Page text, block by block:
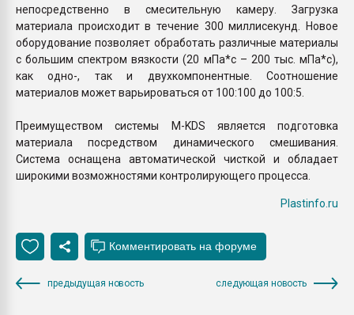
непосредственно в смесительную камеру. Загрузка
материала происходит в течение 300 миллисекунд. Новое
оборудование позволяет обработать различные материалы
с большим спектром вязкости (20 мПа*с – 200 тыс. мПа*с),
как одно-, так и двухкомпонентные. Соотношение
материалов может варьироваться от 100:100 до 100:5.
Преимуществом системы M-KDS является подготовка
материала посредством динамического смешивания.
Система оснащена автоматической чисткой и обладает
широкими возможностями контролирующего процесса.
Plastinfo.ru
предыдущая новость следующая новость